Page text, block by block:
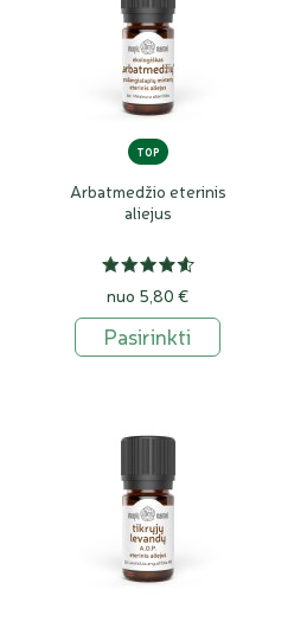
TOP
Arbatmedžio eterinis
aliejus
nuo 5,80 €
Pasirinkti